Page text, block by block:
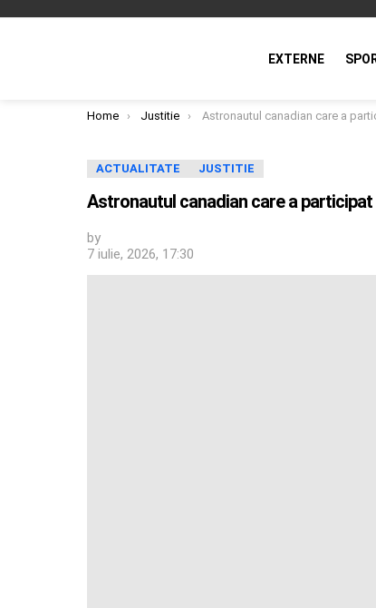
EXTERNE
You are here:
Home Justitie Astronautul canadian care a participat la misiunea spațială Artemis II
ACTUALITATE JUSTITIE
Astronautul canadian care a
by
7 iulie, 2026, 17:30